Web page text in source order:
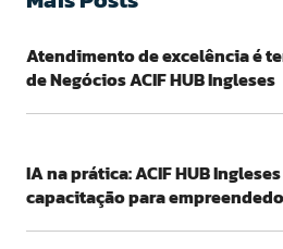
Atendimento de excelência é
de Negócios ACIF HUB Ingleses
IA na prática: ACIF HUB
capacitação para